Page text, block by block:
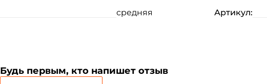
средняя Артикул:
Будь первым, кто напишет отзыв